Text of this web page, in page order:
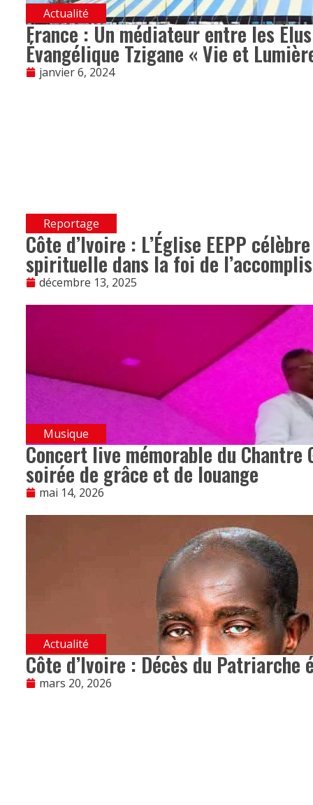
Actualité
France : Un médiateur entre les
Évangélique Tzigane « Vie et
janvier 6, 2024
Reportage
Côte d’Ivoire : L’Église EEPP
spirituelle dans la foi de
décembre 13, 2025
Musique
Concert live mémorable du Chantre
soirée de grâce et de louange
mai 14, 2026
Actualité
Côte d’Ivoire : Décès du Patriarche
mars 20, 2026